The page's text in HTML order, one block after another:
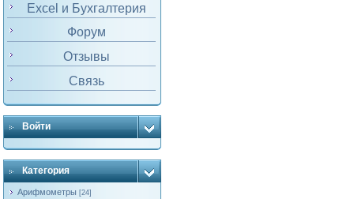
Excel и Бухгалтерия
Форум
Отзывы
Связь
Войти
Категория
Арифмометры [24]